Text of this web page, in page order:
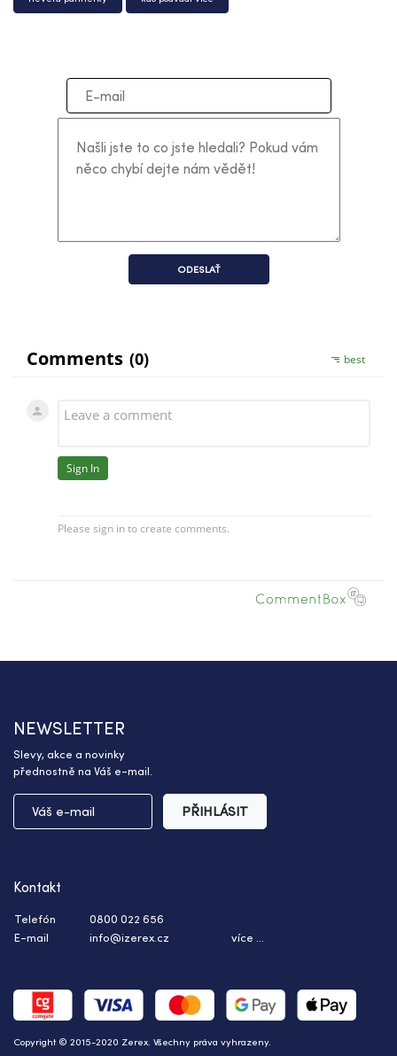
ODESLAŤ
NEWSLETTER
Slevy, akce a novinky
přednostně na Váš e-mail.
PŘIHLÁSIT
Copyright © 2015-2020 Zerex. Všechny práva vyhrazeny.
Kontakt
Telefón
0800 022 656
E-mail
info@izerex.cz více ...